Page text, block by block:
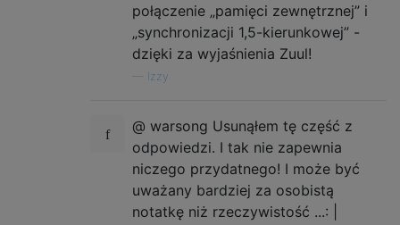
połączenie „pamięci zewnętrznej” i
„synchronizacji 1,5-kierunkowej” -
dzięki za wyjaśnienia Zuul!
Izzy
@ warsong Usunąłem tę część z
odpowiedzi. I tak nie zapewnia
niczego przydatnego! I może być
uważany bardziej za osobistą
notatkę niż rzeczywistość ...: |